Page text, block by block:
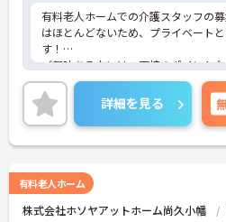
有料老人ホームでの介護スタッフの
はほとんどないため、プライベート
す！
ご興味ある方には、面接のポイント
細をお話致しますのでお気軽にご相
詳細を見る
有料老人ホーム
株式会社ホソヤアットホーム尚久小幡